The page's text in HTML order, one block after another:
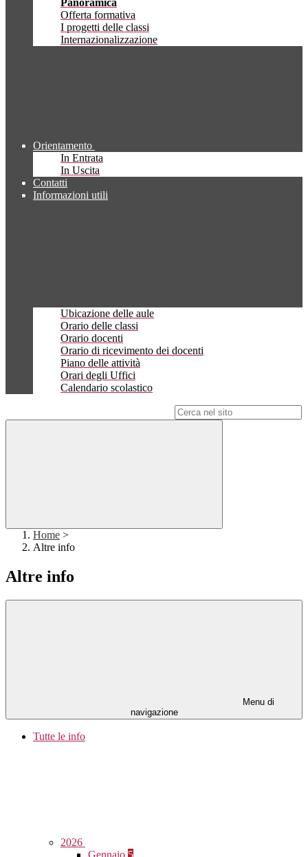
Panoramica
Offerta formativa
I progetti delle classi
Internazionalizzazione
Orientamento
In Entrata
In Uscita
Contatti
Informazioni utili
Ubicazione delle aule
Orario delle classi
Orario docenti
Orario di ricevimento dei docenti
Piano delle attività
Orari degli Uffici
Calendario scolastico
Home >
Altre info
Altre info
Menu di
navigazione
Tutte le info
2026